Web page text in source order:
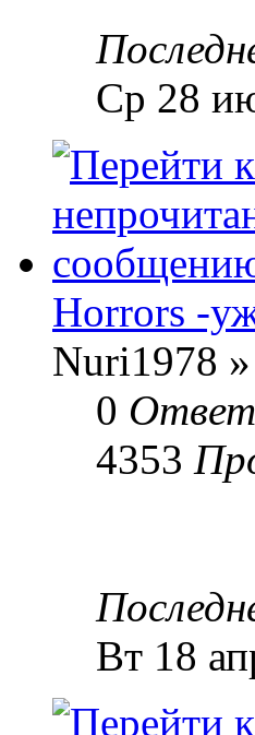
Ср 28
Horrors -
Nuri1978
0
4353
Вт 18